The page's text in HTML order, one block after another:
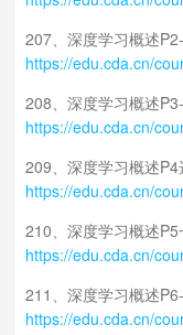
207、深度学习概述
https://edu.cda.cn/
208、深度学习概述
https://edu.cda.cn/
209、深度学习概述
https://edu.cda.cn/
210、深度学习概述P5
https://edu.cda.cn/
211、深度学习概述
https://edu.cda.cn/